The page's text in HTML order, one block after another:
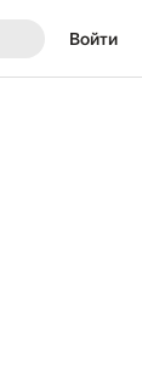
Войти